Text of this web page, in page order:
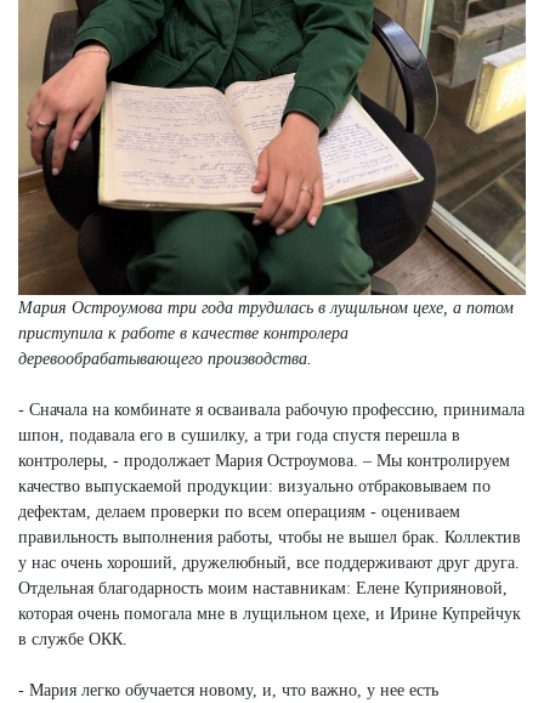
Мария Остроумова три года трудилась в лущильном цехе, а потом
приступила к работе в качестве контролера
деревообрабатывающего производства.
- Сначала на комбинате я осваивала рабочую профессию, принимала
шпон, подавала его в сушилку, а три года спустя перешла в
контролеры, - продолжает Мария Остроумова. – Мы контролируем
качество выпускаемой продукции: визуально отбраковываем по
дефектам, делаем проверки по всем операциям - оцениваем
правильность выполнения работы, чтобы не вышел брак. Коллектив
у нас очень хороший, дружелюбный, все поддерживают друг друга.
Отдельная благодарность моим наставникам: Елене Куприяновой,
которая очень помогала мне в лущильном цехе, и Ирине Купрейчук
в службе ОКК.
- Мария легко обучается новому, и, что важно, у нее есть